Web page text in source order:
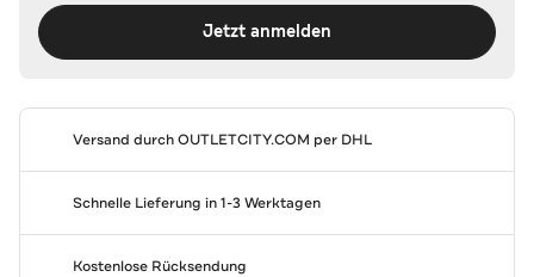
Jetzt anmelden
Versand durchOUTLETCITY.COM per DHL
Schnelle Lieferung in 1-3 Werktagen
Kostenlose Rücksendung